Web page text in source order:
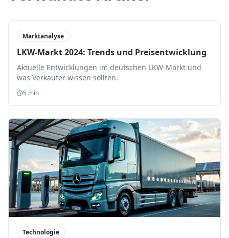
Marktanalyse
LKW-Markt 2024: Trends und Preisentwicklung
Aktuelle Entwicklungen im deutschen LKW-Markt und
was Verkäufer wissen sollten.
5 min
Technologie